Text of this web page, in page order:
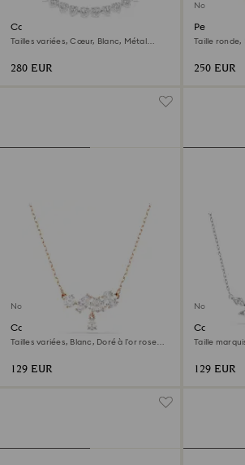
Collier Ariana Grande x
Swarovski
Tailles variées, Cœur, Blanc, Métal
280 EUR
Nouveau
Pendentif
Taille ronde,
250 EUR
Nouveau
Collier Mesmera
Tailles variées, Blanc, Doré à l’or rose
129 EUR
Nouveau
Collier
Taille
129 EUR